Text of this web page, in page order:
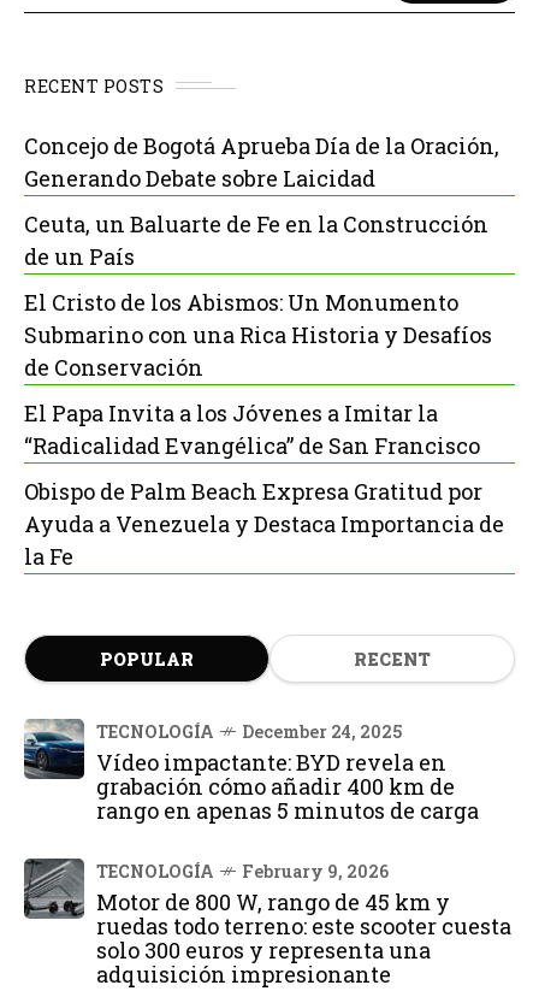
RECENT POSTS
Concejo de Bogotá Aprueba Día de la Oración,
Generando Debate sobre Laicidad
Ceuta, un Baluarte de Fe en la Construcción
de un País
El Cristo de los Abismos: Un Monumento
Submarino con una Rica Historia y Desafíos
de Conservación
El Papa Invita a los Jóvenes a Imitar la
“Radicalidad Evangélica” de San Francisco
Obispo de Palm Beach Expresa Gratitud por
Ayuda a Venezuela y Destaca Importancia de
la Fe
POPULAR RECENT
TECNOLOGÍA December 24, 2025
Vídeo impactante: BYD revela en
grabación cómo añadir 400 km de
rango en apenas 5 minutos de carga
TECNOLOGÍA February 9, 2026
Motor de 800 W, rango de 45 km y
ruedas todo terreno: este scooter cuesta
solo 300 euros y representa una
adquisición impresionante